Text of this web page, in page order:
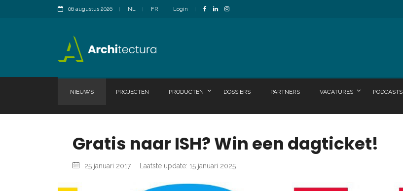
06 augustus 2026 NL FR Login
NIEUWS PROJECTEN PRODUCTEN DOSSIERS PARTNERS VACATURES PODCASTS
Gratis naar ISH? Win een dagticket!
25 januari 2017 Laatste update: 15 januari 2025